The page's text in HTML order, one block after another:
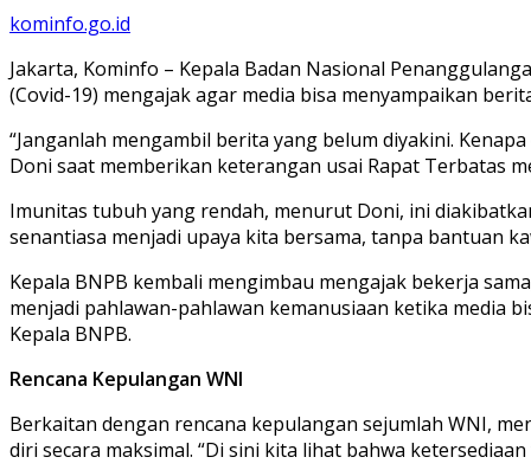
Link
Share
kominfo.go.id
Jakarta, Kominfo – Kepala Badan Nasional
(Covid-19) mengajak agar media bisa menyampaikan
“Janganlah mengambil berita yang belum diyakini.
Doni saat memberikan keterangan usai Rapat Terbatas
Imunitas tubuh yang rendah, menurut Doni, ini
senantiasa menjadi upaya kita bersama, tanpa bantuan
Kepala BNPB kembali mengimbau mengajak bekerja
menjadi pahlawan-pahlawan kemanusiaan ketika media
Kepala BNPB.
Rencana Kepulangan WNI
Berkaitan dengan rencana kepulangan sejumlah WNI,
diri secara maksimal. “Di sini kita lihat bahwa